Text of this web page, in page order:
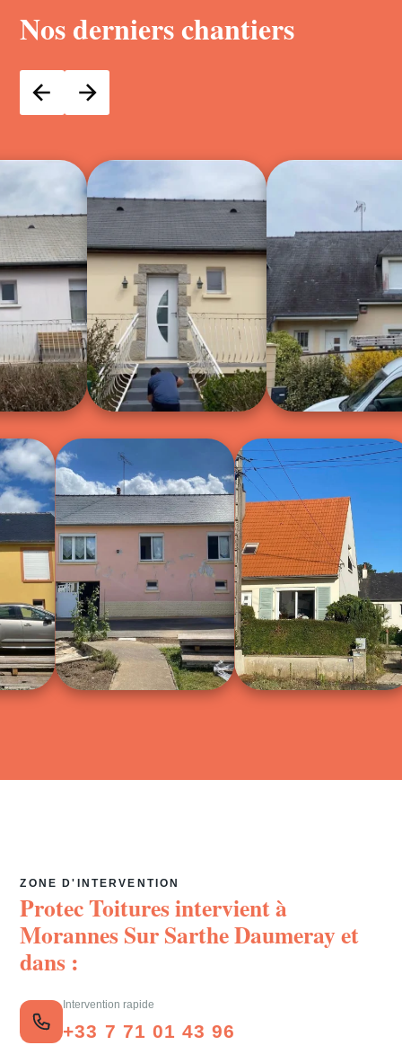
Nos derniers chantiers
ZONE D'INTERVENTION
Protec Toitures intervient à
Morannes Sur Sarthe Daumerayet
dans :
Intervention rapide
+33 7 71 01 43 96